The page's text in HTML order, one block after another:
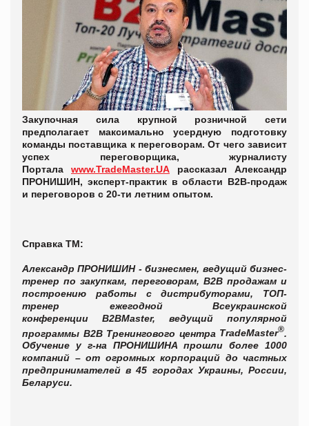
Закупочная сила крупной розничной сети
предполагает максимально усердную подготовку
команды поставщика к переговорам. От чего зависит
успех переговорщика, журналисту
Портала
www.TradeMaster.UA
рассказал Александр
ПРОНИШИН, эксперт-практик в области B2B-продаж
и переговоров с 20-ти летним опытом.
Справка ТМ:
Александр ПРОНИШИН - бизнесмен, ведущий бизнес-
тренер по закупкам, переговорам, B2B продажам и
построению работы с дистрибуторами, ТОП-
тренер ежегодной Всеукраинской
конференции B2BMaster, ведущий популярной
программы B2B Тренингового центра TradeMaster®
Обучение у г-на ПРОНИШИНА прошли более 1000
компаний – от огромных корпораций до частных
предпринимателей в 45 городах Украины, России,
Беларуси.